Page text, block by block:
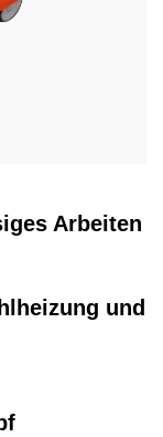
Arbeiten
und